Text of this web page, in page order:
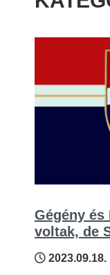
Gégény és
voltak, de
2023.09.18.